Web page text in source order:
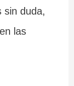
sin duda,
las